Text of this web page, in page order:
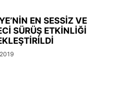
EN SESSİZ VE
SÜRÜŞ ETKİNLİĞİ